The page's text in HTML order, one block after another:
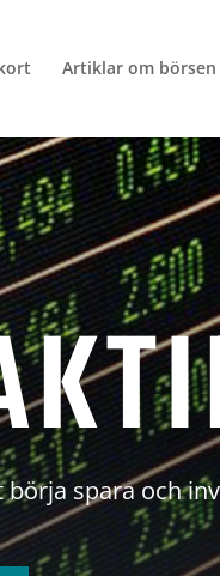
Artiklar om börsen
spara och